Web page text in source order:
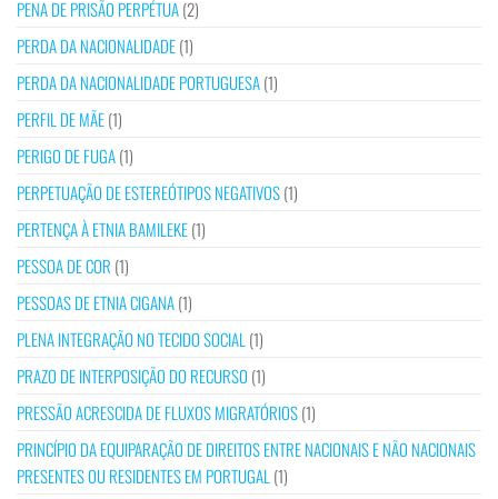
PENA DE PRISÃO PERPÉTUA(2)
PERDA DA NACIONALIDADE(1)
PERDA DA NACIONALIDADE PORTUGUESA(1)
PERFIL DE MÃE(1)
PERIGO DE FUGA(1)
PERPETUAÇÃO DE ESTEREÓTIPOS NEGATIVOS(1)
PERTENÇA À ETNIA BAMILEKE(1)
PESSOA DE COR (1)
PESSOAS DE ETNIA CIGANA(1)
PLENA INTEGRAÇÃO NO TECIDO SOCIAL (1)
PRAZO DE INTERPOSIÇÃO DO RECURSO (1)
PRESSÃO ACRESCIDA DE FLUXOS MIGRATÓRIOS(1)
PRINCÍPIO DA EQUIPARAÇÃO DE DIREITOS ENTRE NACIONAIS E NÃO NACIONAIS
PRESENTES OU RESIDENTES EM PORTUGAL (1)